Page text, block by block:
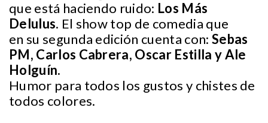
que está haciendo ruido: Los Más
Delulus. El show top de comedia que
en su segunda edición cuenta con: Sebas
PM, Carlos Cabrera, Oscar Estilla y Ale
Holguín.
Humor para todos los gustos y chistes de
todos colores.